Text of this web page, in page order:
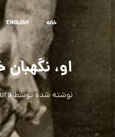
خانه ENGLISH
او،
نوشته شده توسط